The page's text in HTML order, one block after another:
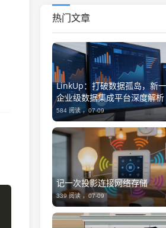
热门文章
LinkUp：打破数据孤岛，新
企业级数据集成平台深度解析
584 阅读 ，07-09
记一次投影连接网络存储
339 阅读 ，07-09